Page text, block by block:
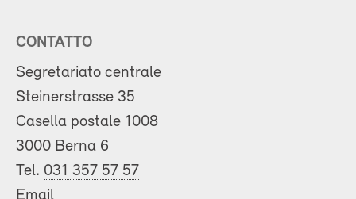
CONTATTO
Segretariato centrale
Steinerstrasse 35
Casella postale 1008
3000 Berna 6
Tel. 031 357 57 57
Email